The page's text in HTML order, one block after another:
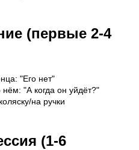
(первые 2-4
"Его нет"
"А когда он уйдёт?"
на ручки
(1-6